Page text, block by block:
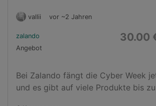
vallii vor ~2 Jahren
zalando
Angebot
30.00
Bei Zalando fängt die Cyber Week
und es gibt auf viele Produkte bis